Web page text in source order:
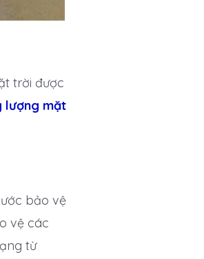
trời được
lượng mặt
bảo vệ
vệ các
từ